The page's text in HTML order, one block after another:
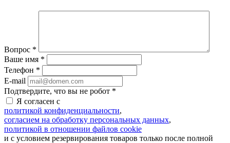
Вопрос *
Ваше имя *
Телефон *
E-mail
Подтвердите, что вы не робот *
Я согласен с
политикой конфиденциальности,
согласием на обработку персональных данных,
политикой в отношении файлов cookie
и с условием резервирования товаров только после полной